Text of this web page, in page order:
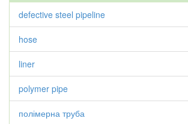
defective steel pipeline
hose
liner
polymer pipe
полімерна труба